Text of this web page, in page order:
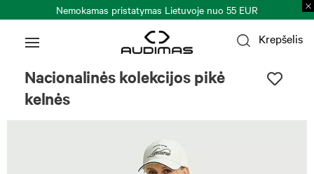
Nemokamas pristatymas Lietuvoje nuo 55 EUR
Krepšelis
Nacionalinės kolekcijos pikė
kelnės